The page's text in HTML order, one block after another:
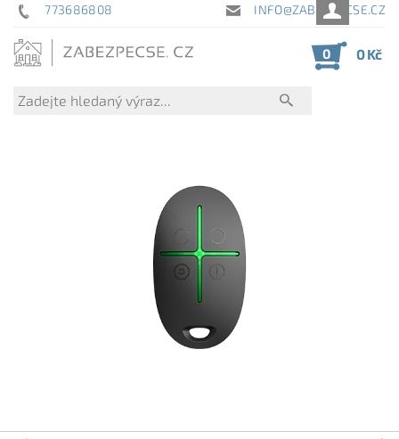
773686808 INFO@ZABEZPECSE.CZ
0 0 Kč